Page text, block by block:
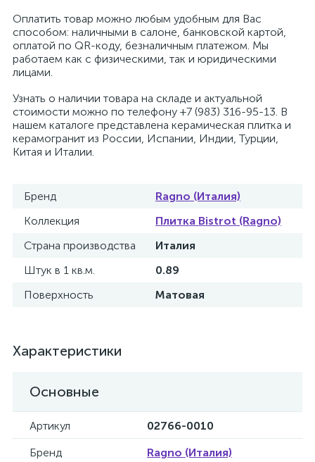
Оплатить товар можно любым удобным для Вас
способом: наличными в салоне, банковской картой,
оплатой по QR-коду, безналичным платежом. Мы
работаем как с физическими, так и юридическими
лицами.
Узнать о наличии товара на складе и актуальной
стоимости можно по телефону +7 (983) 316-95-13. В
нашем каталоге представлена керамическая плитка и
керамогранит из России, Испании, Индии, Турции,
Китая и Италии.
Бренд
Ragno (Италия)
Коллекция
Плитка Bistrot (Ragno)
Страна производства
Италия
Штук в 1 кв.м.
0.89
Поверхность
Матовая
Характеристики
Основные
Артикул
02766-0010
Бренд
Ragno (Италия)